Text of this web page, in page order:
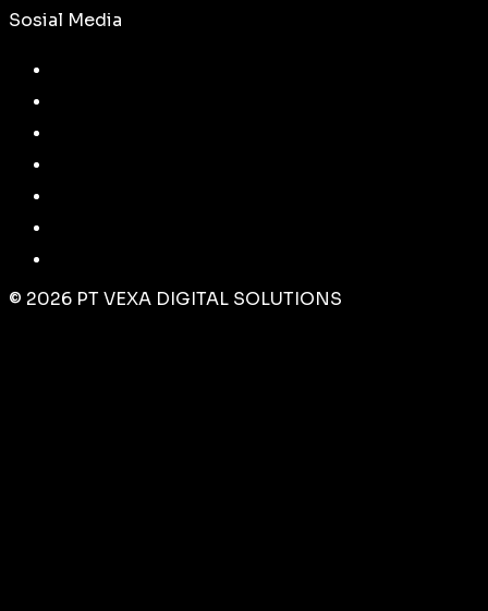
Sosial Media
© 2026 PT VEXA DIGITAL SOLUTIONS